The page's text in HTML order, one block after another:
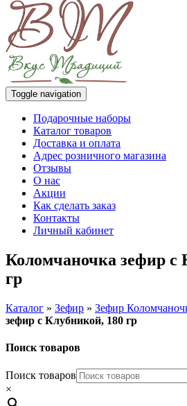
Toggle navigation
Подарочные наборы
Каталог товаров
Доставка и оплата
Адрес розничного магазина
Отзывы
О нас
Акции
Как сделать заказ
Контакты
Личный кабинет
Коломчаночка зефир с
гр
Каталог » Зефир » Зефир
зефир с Клубникой, 180 гр
Поиск товаров
Поиск товаров
×